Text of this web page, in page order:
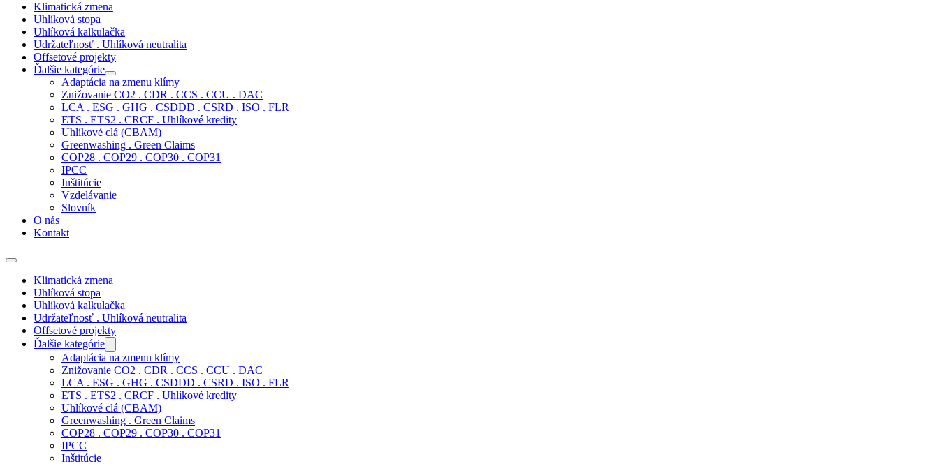
Klimatická zmena
Uhlíková stopa
Uhlíková kalkulačka
Udržateľnosť . Uhlíková neutralita
Offsetové projekty
Ďalšie kategórie
Adaptácia na zmenu klímy
Znižovanie CO2 . CDR . CCS . CCU . DAC
LCA . ESG . GHG . CSDDD . CSRD . ISO . FLR
ETS . ETS2 . CRCF . Uhlíkové kredity
Uhlíkové clá (CBAM)
Greenwashing . Green Claims
COP28 . COP29 . COP30 . COP31
IPCC
Inštitúcie
Vzdelávanie
Slovník
O nás
Kontakt
Klimatická zmena
Uhlíková stopa
Uhlíková kalkulačka
Udržateľnosť . Uhlíková neutralita
Offsetové projekty
Ďalšie kategórie
Adaptácia na zmenu klímy
Znižovanie CO2 . CDR . CCS . CCU . DAC
LCA . ESG . GHG . CSDDD . CSRD . ISO . FLR
ETS . ETS2 . CRCF . Uhlíkové kredity
Uhlíkové clá (CBAM)
Greenwashing . Green Claims
COP28 . COP29 . COP30 . COP31
IPCC
Inštitúcie